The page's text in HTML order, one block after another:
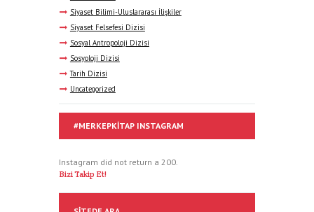
Siyaset Bilimi-Uluslararası İlişkiler
Siyaset Felsefesi Dizisi
Sosyal Antropoloji Dizisi
Sosyoloji Dizisi
Tarih Dizisi
Uncategorized
#MERKEPKITAP INSTAGRAM
Instagram did not return a 200.
Bizi Takip Et!